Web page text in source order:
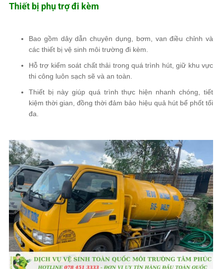
Thiết bị phụ trợ đi kèm
Bao gồm dây dẫn chuyên dụng, bơm, van điều chỉnh và
các thiết bị vệ sinh môi trường đi kèm.
Hỗ trợ kiểm soát chất thải trong quá trình hút, giữ khu vực
thi công luôn sạch sẽ và an toàn.
Thiết bị này giúp quá trình thực hiện nhanh chóng, tiết
kiệm thời gian, đồng thời đảm bảo hiệu quả hút bể phốt tối
đa.